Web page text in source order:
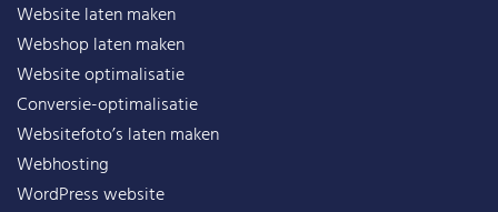
Website laten maken
Webshop laten maken
Website optimalisatie
Conversie-optimalisatie
Websitefoto’s laten maken
Webhosting
WordPress website